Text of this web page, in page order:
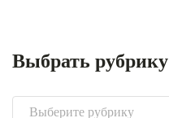
Выбрать рубрику
Выбрать